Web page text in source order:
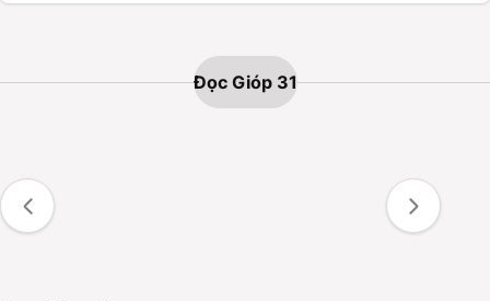
Đọc Gióp 31